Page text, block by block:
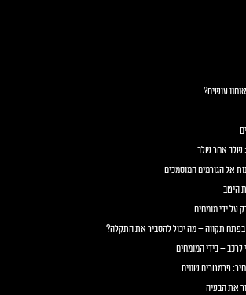
עושים?
שלב אחר שלב
אל הגורמים המוסמכים
היטב
על ידי מומחים
בפתח תקווה – מה יכול להסביר את התקלה?
– בידי המומחים
פרמטרים שונים
את הבעיה